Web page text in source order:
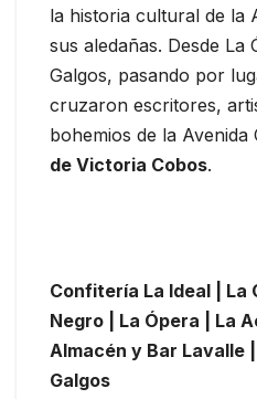
la historia cultural de la
sus aledañas. Desde La
Galgos, pasando por
cruzaron escritores,
bohemios de la Avenida
de Victoria Cobos.
Confitería La Ideal | La
Negro | La Ópera | La
Almacén y Bar Lavalle
Galgos